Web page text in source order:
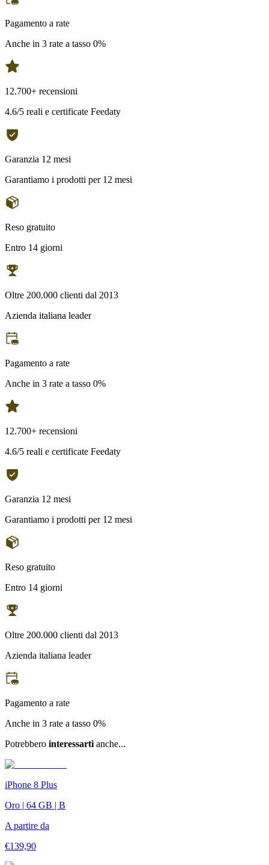
Pagamento a rate
Anche in 3 rate a tasso 0%
12.700+ recensioni
4.6/5 reali e certificate Feedaty
Garanzia 12 mesi
Garantiamo i prodotti per 12 mesi
Reso gratuito
Entro 14 giorni
Oltre 200.000 clienti dal 2013
Azienda italiana leader
Pagamento a rate
Anche in 3 rate a tasso 0%
12.700+ recensioni
4.6/5 reali e certificate Feedaty
Garanzia 12 mesi
Garantiamo i prodotti per 12 mesi
Reso gratuito
Entro 14 giorni
Oltre 200.000 clienti dal 2013
Azienda italiana leader
Pagamento a rate
Anche in 3 rate a tasso 0%
Potrebbero interessarti anche...
iPhone 8 Plus
Oro | 64 GB | B
A partire da
€139,90